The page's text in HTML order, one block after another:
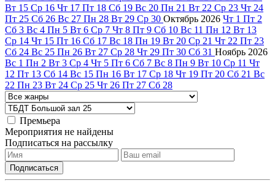
Вт 15 Ср 16 Чт 17 Пт 18 Сб 19 Вс 20 Пн 21 Вт 22 Ср 23 Чт 24
Пт 25 Сб 26 Вс 27 Пн 28 Вт 29 Ср 30 Октябрь 2026 Чт 1 Пт 2
Сб 3 Вс 4 Пн 5 Вт 6 Ср 7 Чт 8 Пт 9 Сб 10 Вс 11 Пн 12 Вт 13
Ср 14 Чт 15 Пт 16 Сб 17 Вс 18 Пн 19 Вт 20 Ср 21 Чт 22 Пт 23
Сб 24 Вс 25 Пн 26 Вт 27 Ср 28 Чт 29 Пт 30 Сб 31 Ноябрь 2026
Вс 1 Пн 2 Вт 3 Ср 4 Чт 5 Пт 6 Сб 7 Вс 8 Пн 9 Вт 10 Ср 11 Чт
12 Пт 13 Сб 14 Вс 15 Пн 16 Вт 17 Ср 18 Чт 19 Пт 20 Сб 21 Вс
22 Пн 23 Вт 24 Ср 25 Чт 26 Пт 27 Сб 28
Премьера
Мероприятия не найдены
Подписаться на рассылку